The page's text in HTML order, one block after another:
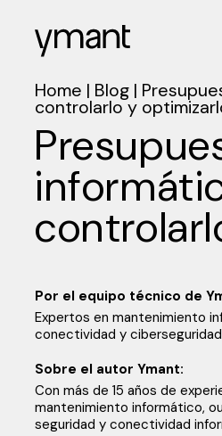
Home | Blog |
controlarlo y
Por el equipo técnico de
Expertos en mantenimiento
conectividad y
Sobre el autor Ymant:
Con más de 15 años de
mantenimiento informático,
seguridad y conectividad